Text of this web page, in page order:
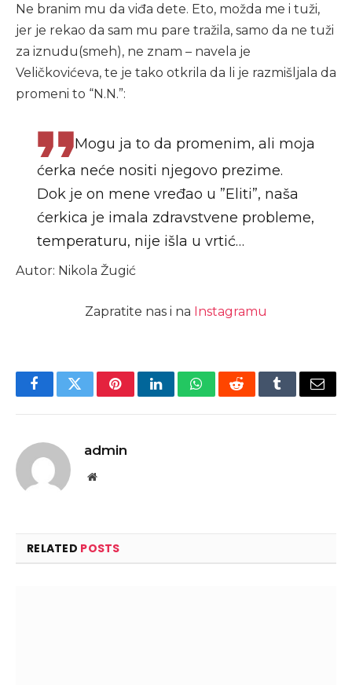
Ne branim mu da viđa dete. Eto, možda me i tuži,
jer je rekao da sam mu pare tražila, samo da ne tuži
za iznudu(smeh), ne znam – navela je
Veličkovićeva, te je tako otkrila da li je razmišljala da
promeni to “N.N.”:
Mogu ja to da promenim, ali moja
ćerka neće nositi njegovo prezime.
Dok je on mene vređao u ”Eliti”, naša
ćerkica je imala zdravstvene probleme,
temperaturu, nije išla u vrtić…
Autor: Nikola Žugić
Zapratite nas i na Instagramu
FacebookTwitterPinterestLinkedInWhatsAppRedditTumblrEmail
admin
Website
RELATED POSTS